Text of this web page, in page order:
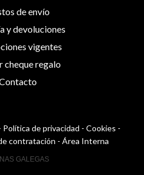
de envío
y devoluciones
vigentes
cheque regalo
Política de privacidad - Cookies -
contratación - Área Interna
GALEGAS